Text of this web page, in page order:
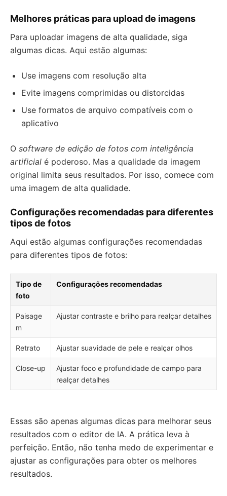
Melhores práticas para upload de imagens
Para uploadar imagens de alta qualidade, siga
algumas dicas. Aqui estão algumas:
Use imagens com resolução alta
Evite imagens comprimidas ou distorcidas
Use formatos de arquivo compatíveis com o
aplicativo
O software de edição de fotos com inteligência
artificial é poderoso. Mas a qualidade da imagem
original limita seus resultados. Por isso, comece com
uma imagem de alta qualidade.
Configurações recomendadas para diferentes
tipos de fotos
Aqui estão algumas configurações recomendadas
para diferentes tipos de fotos:
Tipo de
foto
Configurações recomendadas
Paisage
m
Ajustar contraste e brilho para realçar detalhes
Retrato Ajustar suavidade de pele e realçar olhos
Close-up
Ajustar foco e profundidade de campo para
realçar detalhes
Essas são apenas algumas dicas para melhorar seus
resultados com o editor de IA. A prática leva à
perfeição. Então, não tenha medo de experimentar e
ajustar as configurações para obter os melhores
resultados.